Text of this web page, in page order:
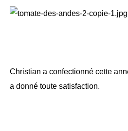
Christian a confectionné cette
a donné toute satisfaction.